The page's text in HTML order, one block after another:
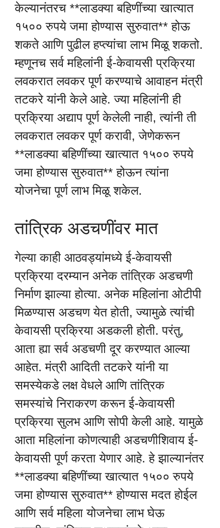
केल्यानंतरच **लाडक्या बहिणींच्या खात्यात
१५०० रुपये जमा होण्यास सुरुवात** होऊ
शकते आणि पुढील हप्त्यांचा लाभ मिळू शकतो.
म्हणूनच सर्व महिलांनी ई-केवायसी प्रक्रिया
लवकरात लवकर पूर्ण करण्याचे आवाहन मंत्री
तटकरे यांनी केले आहे. ज्या महिलांनी ही
प्रक्रिया अद्याप पूर्ण केलेली नाही, त्यांनी ती
लवकरात लवकर पूर्ण करावी, जेणेकरून
**लाडक्या बहिणींच्या खात्यात १५०० रुपये
जमा होण्यास सुरुवात** होऊन त्यांना
योजनेचा पूर्ण लाभ मिळू शकेल.
तांत्रिक अडचणींवर मात
गेल्या काही आठवड्यांमध्ये ई-केवायसी
प्रक्रिया दरम्यान अनेक तांत्रिक अडचणी
निर्माण झाल्या होत्या. अनेक महिलांना ओटीपी
मिळण्यास अडचण येत होती, ज्यामुळे त्यांची
केवायसी प्रक्रिया अडकली होती. परंतु,
आता ह्या सर्व अडचणी दूर करण्यात आल्या
आहेत. मंत्री आदिती तटकरे यांनी या
समस्येकडे लक्ष वेधले आणि तांत्रिक
समस्यांचे निराकरण करून ई-केवायसी
प्रक्रिया सुलभ आणि सोपी केली आहे. यामुळे
आता महिलांना कोणत्याही अडचणीशिवाय ई-
केवायसी पूर्ण करता येणार आहे. हे झाल्यानंतर
**लाडक्या बहिणींच्या खात्यात १५०० रुपये
जमा होण्यास सुरुवात** होण्यास मदत होईल
आणि सर्व महिला योजनेचा लाभ घेऊ